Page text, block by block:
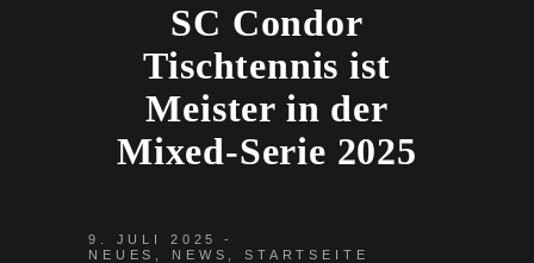
SC Condor
Tischtennis ist
Meister in der
Mixed-Serie 2025
9. JULI 2025
NEUES
NEWS ,STARTSEITE